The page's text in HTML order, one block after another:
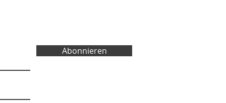
Abonnieren